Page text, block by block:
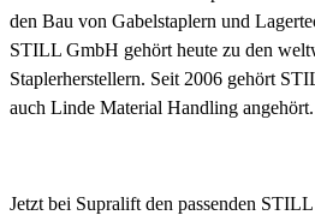
den Bau von Gabelstaplern und
STILL GmbH gehört heute zu den
Staplerherstellern. Seit 2006 gehört
auch Linde Material Handling angehört.
Jetzt bei Supralift den passenden STILL